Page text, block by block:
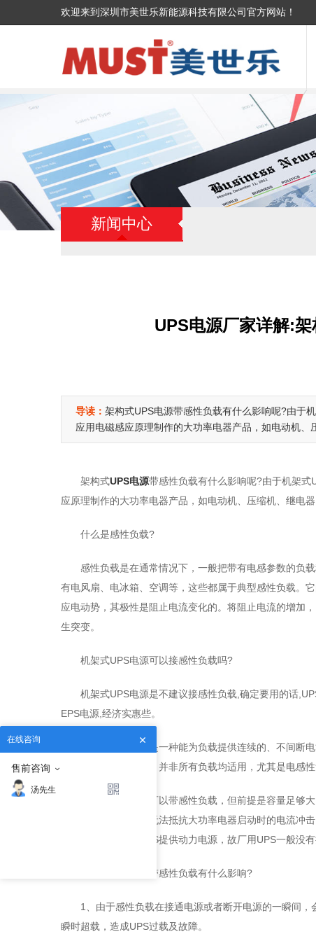
欢迎来到深圳市美世乐新能源科技有限公司官方网站！
新闻中心
UPS电源厂家详解:
导读： 架构式UPS电源带感性负载有什么影响呢?由于
应用电磁感应原理制作的大功率电器产品，如电动机
架构式UPS电源带感性负载有什么影响呢?由于机架
应原理制作的大功率电器产品，如电动机、压缩机、继电
什么是感性负载?
感性负载是在通常情况下，一般把带有电感参数的负
有电风扇、电冰箱、空调等，这些都属于典型感性负载。
应电动势，其极性是阻止电流变化的。将阻止电流的增加
生突变。
机架式UPS电源可以接感性负载吗?
机架式UPS电源是不建议接感性负载,确定要用的话
EPS电源,经济实惠些。
不间断电源UPS是一种能为负载提供连续的、不间
发设计以计算机为主，并非所有负载均适用，尤其是电感
机架式UPS电源可以带感性负载，但前提是容量足够
UPS一般功率很小，无法抵抗大功率电器启动时的电流
三相供电，不需要UPS提供动力电源，故厂用UPS一般没
机架式UPS电源带感性负载有什么影响?
1、由于感性负载在接通电源或者断开电源的一瞬间
瞬时超载，造成UPS过载及故障。
在线咨询
售前咨询
汤先生